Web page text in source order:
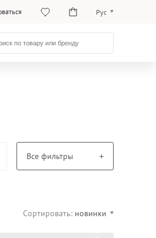
Рус
Рус
Все фильтры
Сортировать: новинки